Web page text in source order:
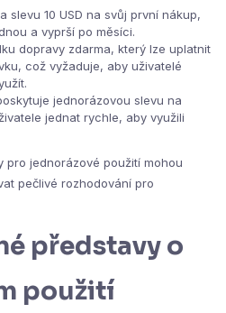
slevu 10 USD na svůj první nákup,
a vyprší po měsíci.
dopravy zdarma, který lze uplatnit
což vyžaduje, aby uživatelé
jednorázovou slevu na
jednat rychle, aby využili
pro jednorázové použití mohou
pečlivé rozhodování pro
představy o
použití